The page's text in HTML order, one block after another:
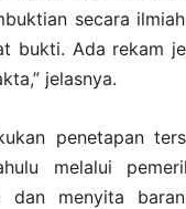
secara
bukti. Ada rekam
jelasnya.
penetapan
melalui
dan menyita